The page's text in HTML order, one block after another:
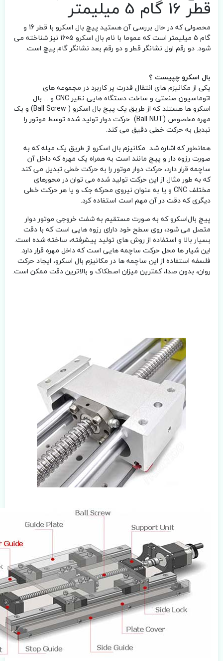
قطر 16 گام 5 میلیمتر
محصولی که در حال بررسی آن هستید پیچ بال اسکرو با قطر 16 و
گام 5 میلیمتر است که عموما با نام بال اسکرو 1605 نیز شناخته می
شود. دو رقم اول نشانگر قطر و دو رقم بعد نشانگر گام پیچ است.
بال اسکرو چپیست ؟
یکی از مکانیزم های انتقال قدرت پر کاربرد در مجموعه های
اتوماسیون صنعتی و ساخت دستگاه هایی نظیر CNC و ... بال
اسکرو ها هستند که از طریق یک پیچ بال اسکرو ( Ball Screw) و یک
مهره مخصوص (Ball NUT) حرکت دوار تولید شده توسط موتور را
تبدیل به حرکت خطی دقیق می کند.
همانطور که اشاره شد مکانیزم بال اسکرو از طریق یک میله که به
صورت رزوه دار و پیچ مانند است به همراه یک مهره که داخل آن
ساچمه قرار دارد، حرکت دوار موتور را به حرکت خطی تبدیل می کند
که به طور مثال از این حرکت تولید شده می توان در محورهای
مختلف CNC و یا به عنوان نیروی محرکه جک و یا هر حرکت خطی
دیگری که دقت در آن مهم است استفاده کرد.
پیچ بال‌اسکرو که به صورت مستقیم به شفت خروجی موتور دوار
متصل می شود، روی سطح خود دارای رزوه هایی است که با دقت
بسیار بالا و استفاده از روش های تولید پیشرفته، ساخته شده است.
این شیار ها محل حرکت ساچمه هایی است که داخل مهره قرار دارد.
فلسفه استفاده از این ساچمه ها در مکانیزم بال اسکرو، ایجاد حرکت
روان، بدون صدا، کمترین میزان اصطکاک و بالاترین دقت ممکن است.